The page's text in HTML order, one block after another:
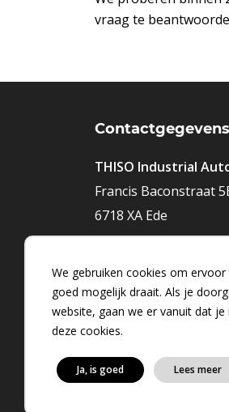
vraag te
Contactgegevens
THISO Industrial
Francis Baconstraat
6718 XA Ede
E-mailadres:
We gebruiken cookies om
goed mogelijk draait. Als je
website, gaan we er vanuit dat
deze cookies.
Ja, is goed Lees meer